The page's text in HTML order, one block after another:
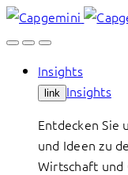
Skip
to
Insights
link Insights
Entdecken Sie
und Ideen zu
Wirtschaft und